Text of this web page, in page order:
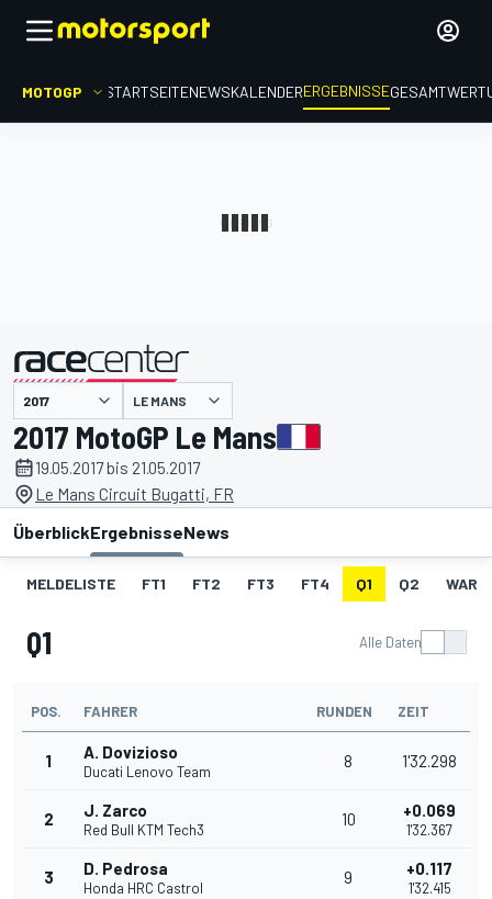
MOTOGP STARTSEITENEWSKALENDERERGEBNISSE
LE MANS
2017 MotoGP Le Mans
19.05.2017 bis 21.05.2017
Le Mans Circuit Bugatti, FR
ÜberblickErgebnisseNews
MELDELISTE FT1 FT2 FT3 FT4 Q1 Q2
Q1 Alle Daten
POS. FAHRER RUNDEN ZEIT
1 A. Dovizioso
Ducati Lenovo Team
8 1'32.298
2 J. Zarco
Red Bull KTM Tech3
10 +0.069
1'32.367
3 D. Pedrosa
Honda HRC Castrol
9 +0.117
1'32.415